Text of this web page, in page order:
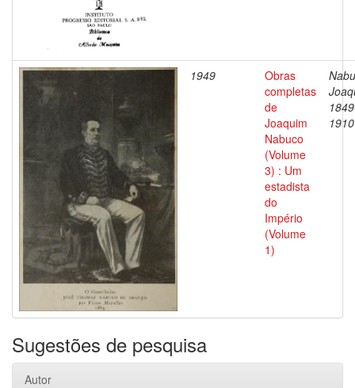
1949
Obras
completas
de
Joaquim
Nabuco
(Volume
3) : Um
estadista
do
Império
(Volume
1)
1910
Sugestões de pesquisa
Autor